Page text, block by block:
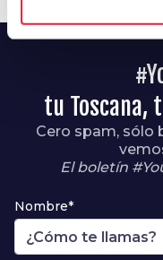
tu
Cero spam, sólo
El boletín
Nombre*